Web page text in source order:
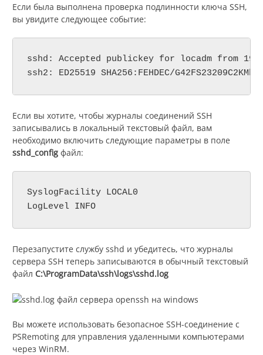
Если была выполнена проверка подлинности ключа SSH,
вы увидите следующее событие:
sshd: Accepted publickey for locadm from
ssh2: ED25519 SHA256:FEHDEC/
Если вы хотите, чтобы журналы соединений SSH
записывались в локальный текстовый файл, вам
необходимо включить следующие параметры в поле
sshd_config файл:
SyslogFacility LOCAL0
LogLevel INFO
Перезапустите службу sshd и убедитесь, что журналы
сервера SSH теперь записываются в обычный текстовый
файл C:\ProgramData\ssh\logs\sshd.log
Вы можете использовать безопасное SSH-соединение с
PSRemoting для управления удаленными компьютерами
через WinRM.